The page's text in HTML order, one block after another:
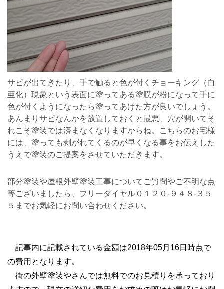
サビが出てきたり、手で触ると色が付くチョーキング（白
亜化）現象という表面に塗ってある塗膜が粉になって手に
色が付くようになったら塗ってあげた方が良いでしょう。
あんまりサビなんかを放置しておくと最悪、穴が開いてそ
れこそ塗装では済まなくなりますからね。こちらのお宅様
には、塗っても剥がれてくるのが早くなる事をお伝えした
うえで塗装のご提案をさせていただきます。
部分塗装や屋根外壁塗装工事についてご質問やご不明な点
等ございましたら、フリーダイヤル０１２０-９４８-３５
５までお気軽にお問い合わせください。
記事内に記載されている金額は2018年05月16日時点で
の費用となります。
街の外壁塗装やさんでは無料でのお見積りを承っており